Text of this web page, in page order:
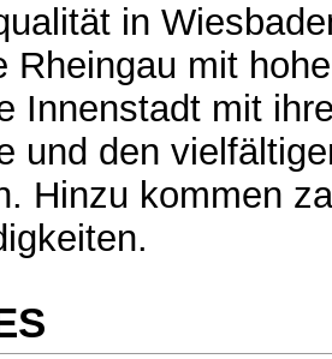
in
Rheingau mit
Innenstadt mit
und den
Hinzu kommen